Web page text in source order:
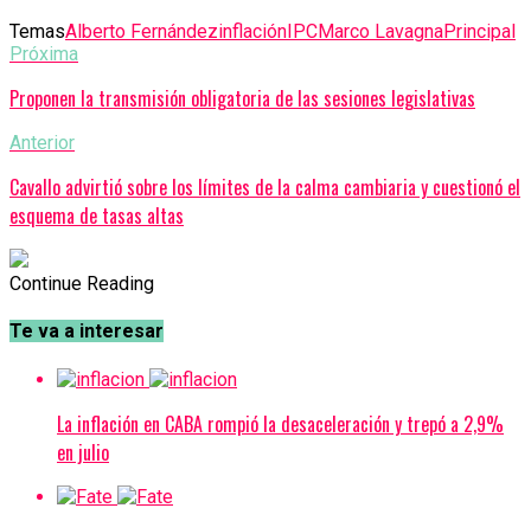
TemasAlberto Fernándezinflación IPCMarco LavagnaPrincipal
Próxima
Proponen la transmisión obligatoria de las sesiones legislativas
Anterior
Cavallo advirtió sobre los límites de la calma cambiaria y cuestionó el
esquema de tasas altas
Continue Reading
Te va a interesar
La inflación en CABA rompió la desaceleración y trepó a 2,9%
en julio